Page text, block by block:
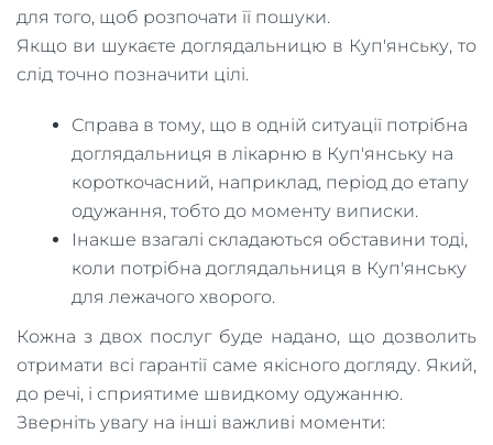
для того, щоб розпочати її пошуки.
Якщо ви шукаєте доглядальницю в Куп'янську, то
слід точно позначити цілі.
Справа в тому, що в одній ситуації потрібна
доглядальниця в лікарню в Куп'янську на
короткочасний, наприклад, період до етапу
одужання, тобто до моменту виписки.
Інакше взагалі складаються обставини тоді,
коли потрібна доглядальниця в Куп'янську
для лежачого хворого.
Кожна з двох послуг буде надано, що дозволить
отримати всі гарантії саме якісного догляду. Який,
до речі, і сприятиме швидкому одужанню.
Зверніть увагу на інші важливі моменти: